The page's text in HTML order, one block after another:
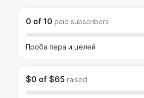
0 of 10 paid subscribers
Проба пера и целей
$0 of $65 raised